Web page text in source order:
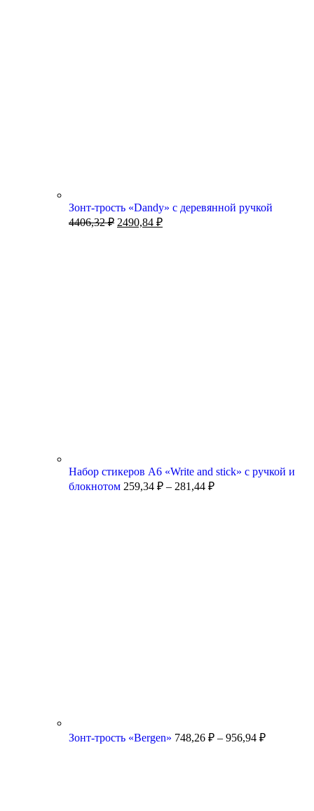
Зонт-трость «Dandy» с деревянной ручкой
4406,32₽ 2490,84 ₽
Набор стикеров А6 «Write and stick» с ручкой и
блокнотом 259,34 ₽ – 281,44 ₽
Зонт-трость «Bergen» 748,26 ₽ – 956,94 ₽